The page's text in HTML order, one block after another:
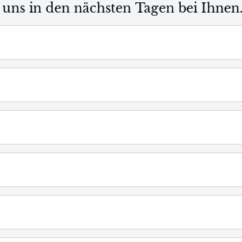
in den nächsten Tagen bei Ihnen.